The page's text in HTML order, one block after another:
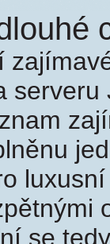
serveru
se